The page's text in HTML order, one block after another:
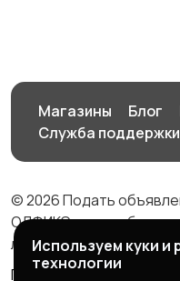
Магазины Блог
Служба поддержки
© 2026 Подать
ОЛФИКС - доска
лиц и компаний
Правила сервиса
Используем куки
технологии